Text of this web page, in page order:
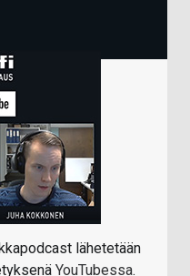
lähetetään
YouTubessa.